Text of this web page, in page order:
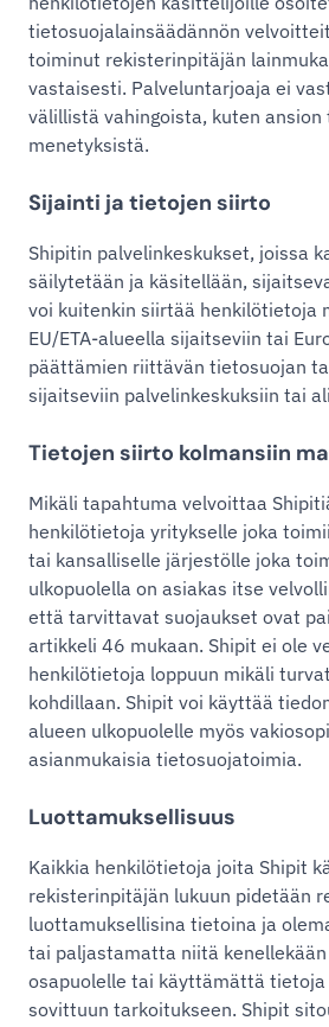
tietosuojalainsäädännön
toiminut rekisterinpitäjän
vastaisesti. Palveluntarjoaja ei
välillistä vahingoista, kuten
menetyksistä.
Sijainti ja tietojen siirto
Shipitin palvelinkeskukset, joissa
säilytetään ja käsitellään,
voi kuitenkin siirtää henkilötietoja
EU/ETA-alueella sijaitseviin tai
päättämien riittävän tietosuojan
sijaitseviin palvelinkeskuksiin tai
Tietojen siirto kolmansiin
Mikäli tapahtuma velvoittaa
henkilötietoja yritykselle joka
tai kansalliselle järjestölle joka
ulkopuolella on asiakas itse
että tarvittavat suojaukset ovat
artikkeli 46 mukaan. Shipit ei ole
henkilötietoja loppuun mikäli
kohdillaan. Shipit voi käyttää
alueen ulkopuolelle myös
asianmukaisia tietosuojatoimia.
Luottamuksellisuus
Kaikkia henkilötietoja joita Shipit
rekisterinpitäjän lukuun pidetään
luottamuksellisina tietoina ja
tai paljastamatta niitä
osapuolelle tai käyttämättä tietoja
sovittuun tarkoitukseen. Shipit